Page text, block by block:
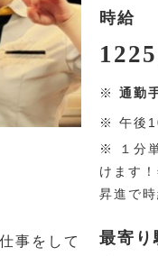
事をして
時給
1225
※ 通勤
※ 午後
※
１分
けます
昇進で
最寄り